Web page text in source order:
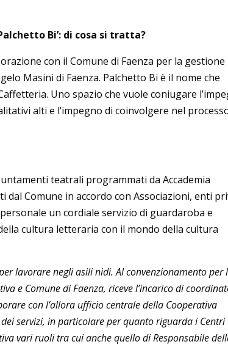
Bi’: di cosa si tratta?
con il Comune di Faenza per la gestione
Masini di Faenza. Palchetto Bi è il nome che
Uno spazio che vuole coniugare
alti e l’impegno di coinvolgere nel
teatrali programmati da Accademia
Comune in accordo con Associazioni, enti
un cordiale servizio di guardaroba e
cultura letteraria con il mondo della cultura
lavorare negli asili nidi. Al convenzionamento per
e Comune di Faenza, riceve l’incarico di
con l’allora ufficio centrale della Cooperativa
servizi, in particolare per quanto riguarda i Centri
vari ruoli tra cui anche quello di Responsabile